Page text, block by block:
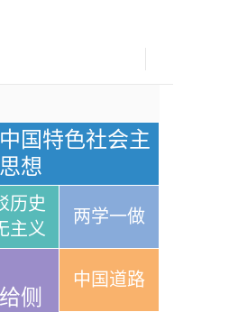
国特色社会主
想
历史
主义
两学一做
侧
中国道路